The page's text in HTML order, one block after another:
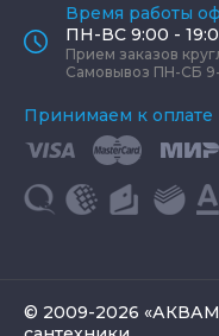
Время работы
ПН-ВС 9:00 -
Прием заказов
Самовывоз ПН-СБ 9-
Принимаем к оплате
© 2009-2026